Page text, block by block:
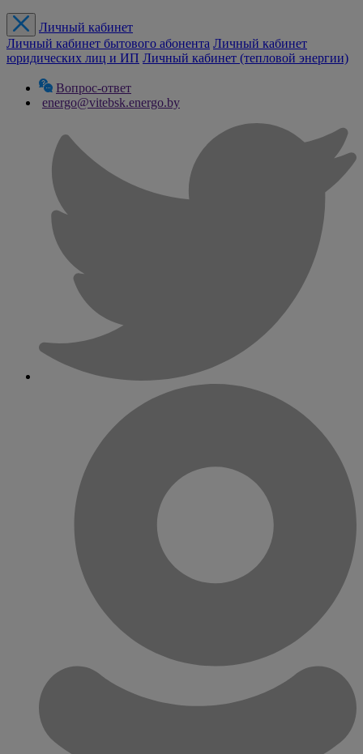
Личный кабинет
Личный кабинет бытового абонента Личный кабинет
юридических лиц и ИП Личный кабинет (тепловой энергии)
Вопрос-ответ
energo@vitebsk.energo.by